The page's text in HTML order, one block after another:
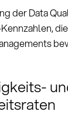
der Data